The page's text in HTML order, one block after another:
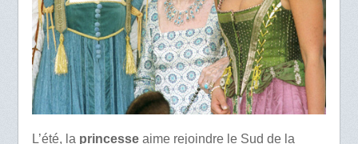
L’été, la princesseaime rejoindre le Sud de la